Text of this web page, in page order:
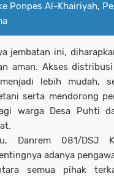
Ponpes Al-Khairiyah,
jembatan ini,
aman. Akses
lebih mudah,
serta mendorong
warga Desa Puhti
Danrem 081/DSJ
adanya
semua pihak